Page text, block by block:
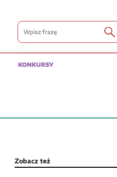
KONKURSY
Zobacz też